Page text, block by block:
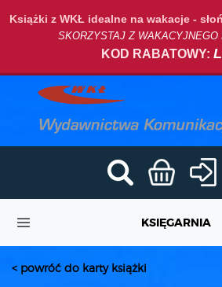
Książki z WKŁ idealne na wakacje -
SKORZYSTAJ Z
KOD RABATOWY:
KSIĘGARNIA
< powróć do karty książki